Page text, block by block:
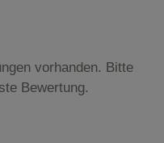
vorhanden. Bitte
Bewertung.